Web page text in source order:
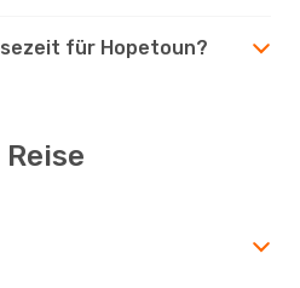
für Hopetoun?